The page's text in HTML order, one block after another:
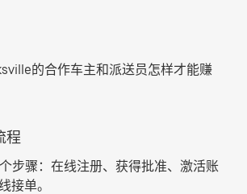
的合作车主和派送员怎样才能赚
程
步骤：在线注册、获得批准、激活账
接单。